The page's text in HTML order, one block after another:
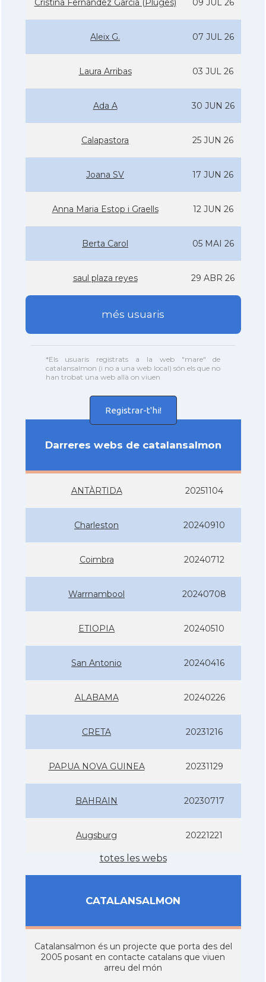
Cristina Fernandez Garcia (Pluges) 09 JUL 26
Aleix G. 07 JUL 26
Laura Arribas 03 JUL 26
Ada A 30 JUN 26
Calapastora 25 JUN 26
Joana SV 17 JUN 26
Anna Maria Estop i Graells 12 JUN 26
Berta Carol 05 MAI 26
saul plaza reyes 29 ABR 26
més usuaris
*Els usuaris registrats a la web "mare" de
catalansalmon (i no a una web local) són els que no
han trobat una web allà on viuen
Registrar-t'hi!
Darreres webs de catalansalmon
ANTÀRTIDA 20251104
Charleston 20240910
Coimbra 20240712
Warrnambool 20240708
ETIOPIA 20240510
San Antonio 20240416
ALABAMA 20240226
CRETA 20231216
PAPUA NOVA GUINEA 20231129
BAHRAIN 20230717
Augsburg 20221221
totes les webs
CATALANSALMON
Catalansalmon és un projecte que porta des del
2005 posant en contacte catalans que viuen
arreu del món